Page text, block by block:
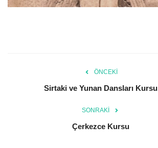
ÖNCEKI
Sirtaki ve Yunan Dansları Kursu
SONRAKI
Çerkezce Kursu